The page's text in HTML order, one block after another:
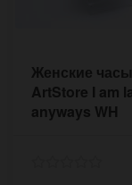
Женские часы
ArtStore I am
anyways WH